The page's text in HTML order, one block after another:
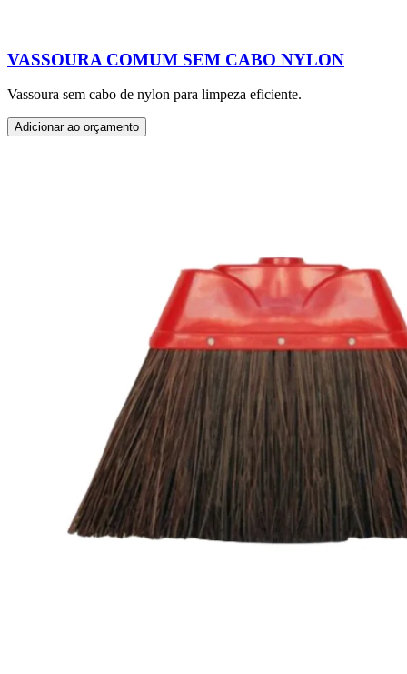
VASSOURA COMUM SEM CABO NYLON
Vassoura sem cabo de nylon para limpeza eficiente.
Adicionar ao orçamento